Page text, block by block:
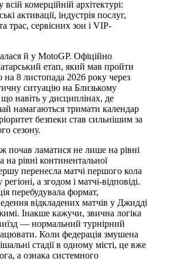
всій комерційній архітектурі:
активації, індустрія послуг,
трас, сервісних зон і VIP-
й у MotoGP. Офіційно
етап, який мав пройти
на 8 листопада 2026 року через
ситуацію на Близькому
навіть у дисциплінах, де
намагаються тримати календар
безпеки став сильнішим за
сезону.
почав ламатися не лише на рівні
рівні континентальної
перенесла матчі першого кола
а згодом і матчі-відповіді.
перебудувала формат,
відкладених матчів у Джидді
Інакше кажучи, звична логіка
— нормальний турнірний
Коли федерація змушена
стадії в одному місті, це вже
а ознака системного